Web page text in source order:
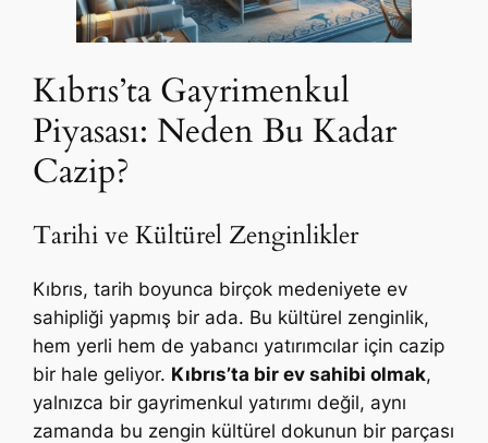
Kıbrıs’ta Gayrimenkul
Piyasası: Neden Bu Kadar
Cazip?
Tarihi ve Kültürel Zenginlikler
Kıbrıs, tarih boyunca birçok medeniyete ev
sahipliği yapmış bir ada. Bu kültürel zenginlik,
hem yerli hem de yabancı yatırımcılar için cazip
bir hale geliyor. Kıbrıs’ta bir ev sahibi olmak,
yalnızca bir gayrimenkul yatırımı değil, aynı
zamanda bu zengin kültürel dokunun bir parçası